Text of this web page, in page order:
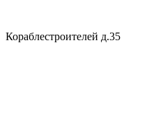
Кораблестроителей д.35